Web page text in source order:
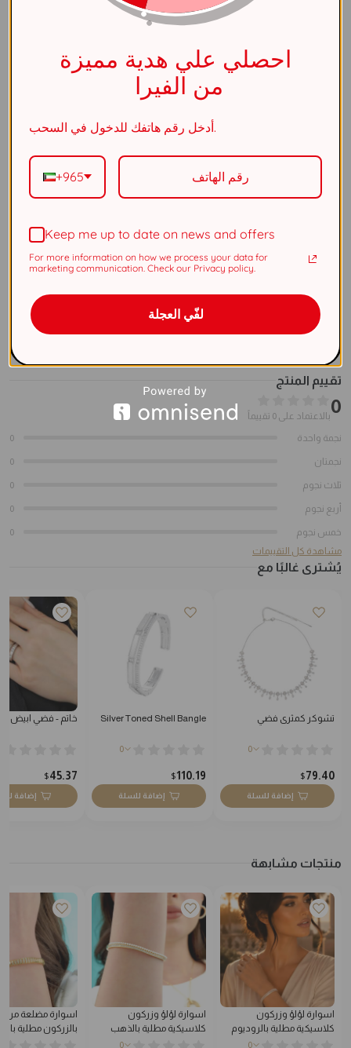
مضعد
لون الحجر اوف وايت
المادة نحاس
الروديوم
الكفالة
تقييم المنتج
0بالاعتماد على 0 تقييماً
نجمة واحدة
0
نجمتان 0
ثلاث نجوم 0
أربع نجوم 0
خمس نجوم
0
مشاهدة كل التقييمات
يُشترى غالبًا مع
تشوكر كمثرى فضي
0
79.40
$
إضافة للسلة
Silver Toned Shell Bangle
0
110.19
$
إضافة للسلة
خاتم - فضي ابيض - 0
45.37
$
إضافة
منتجات مشابهة
اسوارة لؤلؤ وزركون
كلاسيكية مطلية بالروديوم
0
اسوارة لؤلؤ وزركون
كلاسيكية مطلية بالذهب
0
اسوارة مضلعة
بالزركون مطلية
احصلي علي هدية مميزة
من الفيرا
أدخل رقم هاتفك للدخول في السحب.
+965
Keep me up to date on news and offers
For more information on how we process your data for
marketing communication. Check our Privacy policy.
لفّي العجلة